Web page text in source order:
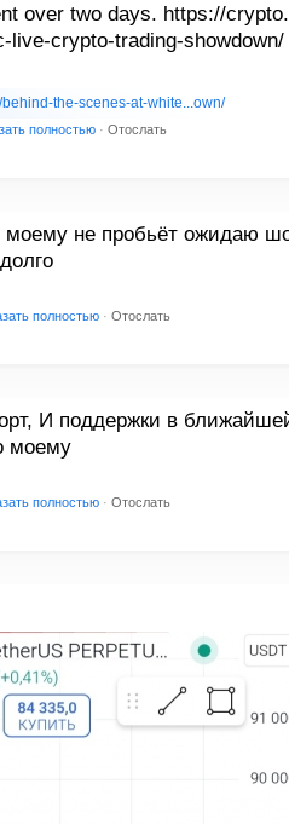
over two days. https://
live-crypto-trading-showdown/
behind-the-scenes-at-white...own/
полностью · Отослать
моему не пробьёт ожидаю
полностью · Отослать
И поддержки в
моему
полностью · Отослать